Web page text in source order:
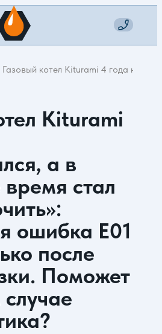
Газовый котел Kiturami 4 года не
Kiturami
а в
стал
ошибка Е01
после
Поможет